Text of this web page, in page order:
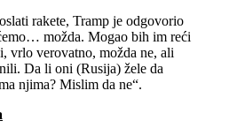
rakete, Tramp je odgovorio
možda. Mogao bih im reći
vrlo verovatno, možda ne, ali
Da li oni (Rusija) žele da
njima? Mislim da ne“.